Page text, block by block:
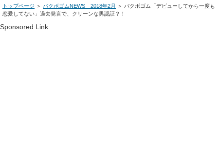
トップページ ＞ パクボゴムNEWS 2018年2月
＞ パクボゴム「デビューしてから一度も
恋愛してない」過去発言で、クリーンな男認証？！
Sponsored Link